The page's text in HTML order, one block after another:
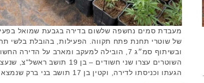
מעבדת סמים נחשפה שלשום בדירה בגבעת שמואל
של שוטרי תחנת פתח תקווה. הפעילות, בהובלת בלשי
ובשיתוף סמ״ג 7, הובילה למעקב ומארב על הדירה
השוטרים עצרו שני חשודים – בן 19 תושב
הגעתו וכניסתו לדירה, וקטין בן 17 תושב בני ברק שנמצא בדירה, …